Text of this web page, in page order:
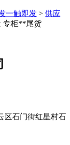
一触即发 > 供应
专柜**尾货
区石门街红星村石